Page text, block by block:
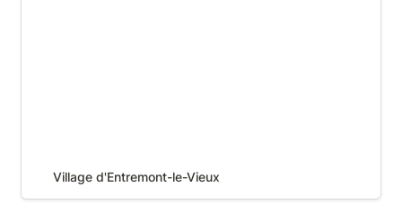
Village d'Entremont-le-Vieux